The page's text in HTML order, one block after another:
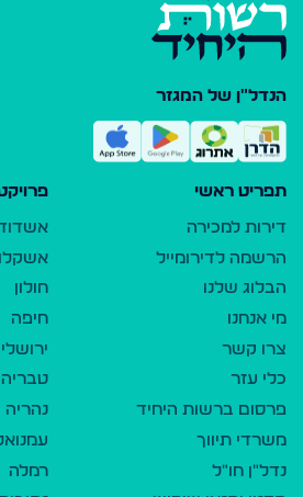
הנדל"ן של המגזר
תפריט ראשי
דירות למכירה
הרשמה לדירומייל
הבלוג שלנו
מי אנחנו
צרו קשר
כלי עזר
פרסום ברשות היחיד
משרדי תיווך
נדל"ן חו"ל
חולון
חיפה
טבריה
נהריה
רמלה